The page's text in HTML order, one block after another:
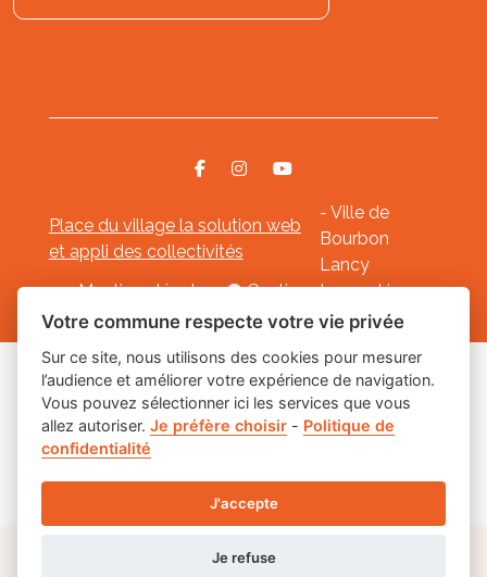
Place du village la solution web
et appli des collectivités
- Ville de
Bourbon
Lancy
Mentions légales- Gestion des cookies
Les labels
Votre commune respecte votre vie privée
Sur ce site, nous utilisons des cookies pour mesurer
l’audience et améliorer votre expérience de navigation.
Vous pouvez sélectionner ici les services que vous
allez autoriser.Je préfère choisir - Politique de
confidentialité
J'accepte
Je refuse